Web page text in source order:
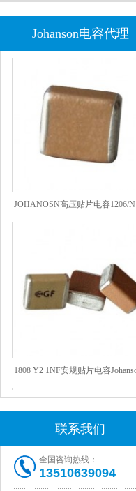
Johanson电容代理
联系我们
全国咨询热线：
13510639094